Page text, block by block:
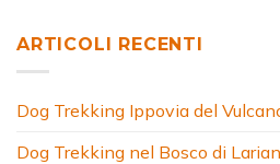
ARTICOLI RECENTI
Dog Trekking Ippovia del
Dog Trekking nel Bosco di